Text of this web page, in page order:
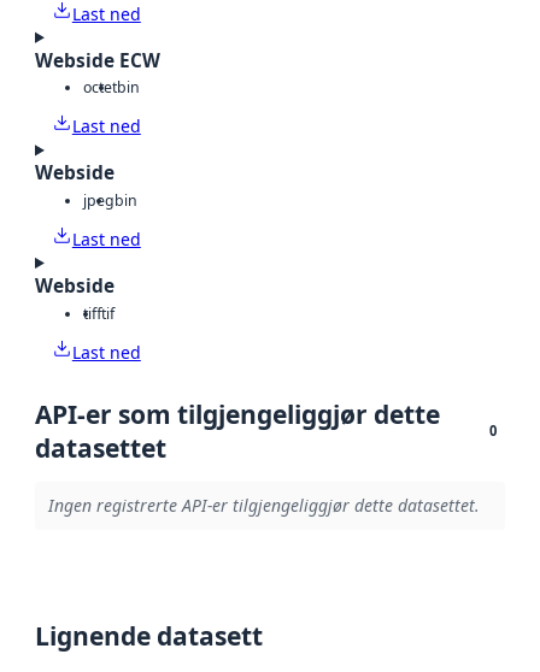
Last ned
Webside ECW
octetbin
Last ned
Webside
jpegbin
Last ned
Webside
tifftif
Last ned
API-er som tilgjengeliggjør dette
datasettet
0
Ingen registrerte API-er tilgjengeliggjør dette datasettet.
Lignende datasett